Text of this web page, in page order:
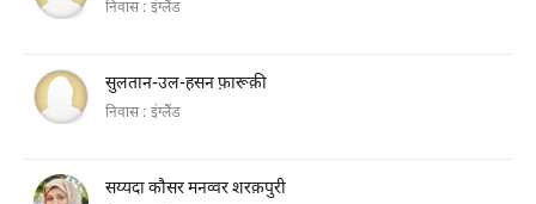
निवास : इंग्लैंड
सुलतान-उल-हसन फ़ारूक़ी
निवास : इंग्लैंड
सय्यदा कौसर मनव्वर शरक़पुरी